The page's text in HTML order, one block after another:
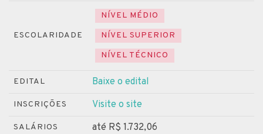
ESCOLARIDADE
NÍVEL MÉDIO
NÍVEL SUPERIOR
NÍVEL TÉCNICO
EDITAL Baixe o edital
INSCRIÇÕES Visite o site
SALÁRIOS até R$ 1.732,06